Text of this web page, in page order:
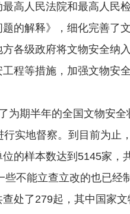
高人民法院和最高人民
的解释》，细化完善了
各级政府将文物安全纳
程等措施，加强文物安
期半年的全国文物安全
实地督察。到目前为止
的样本数达到5145家，
些不能立查立改的也已经
处了279起，其中国家